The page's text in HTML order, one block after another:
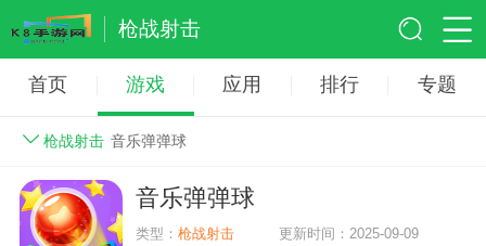
枪战射击
首页 游戏 应用 排行 专题
枪战射击 音乐弹弹球
音乐弹弹球
类型：枪战射击 更新时间：2025-09-09